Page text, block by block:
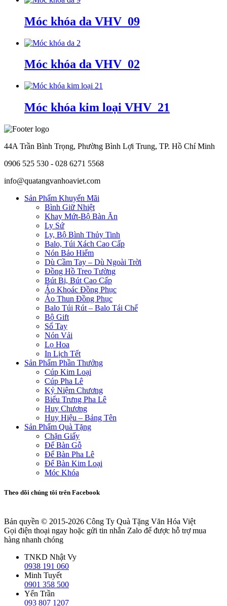
Móc khóa da VHV_09
Móc khóa da VHV_02
Móc khóa kim loại VHV_21
44A Trần Bình Trọng, Phường Bình Lợi Trung, TP. Hồ Chí Minh
0906 525 530 - 028 6271 5568
info@quatangvanhoaviet.com
Sản Phẩm Khuyến Mãi
Bình Giữ Nhiệt
Khay Mứt-Bộ Bàn Ăn
Ly Sứ
Ly, Bộ Bình Thủy Tinh
Balo, Túi Xách Cao Cấp
Nón Bảo Hiểm
Dù Cầm Tay – Dù Ngoài Trời
Đồng Hồ Treo Tường
Bút Bi, Bút Cao Cấp
Áo Khoác Đồng Phục
Áo Thun Đồng Phục
Balo Túi Rút – Balo Tái Chế
Bộ Gift
Sổ Tay
Nón Vải
Lọ Hoa
In Lịch Tết
Sản Phẩm Phần Thưởng
Cúp Kim Loại
Cúp Pha Lê
Kỷ Niệm Chương
Biểu Trưng Pha Lê
Huy Chương
Huy Hiệu – Bảng Tên
Sản Phẩm Quà Tặng
Chặn Giấy
Để Bàn Gỗ
Để Bàn Pha Lê
Để Bàn Kim Loại
Móc Khóa
Theo dõi chúng tôi trên Facebook
Bản quyền © 2015-2026 Công Ty Quà Tặng Văn Hóa Việt
Gọi điện thoại ngay hoặc gửi tin nhắn Zalo để được hỗ trợ mua
hàng nhanh chóng
TNKD Nhật Vy
0938 191 060
Minh Tuyết
0901 358 500
Yến Trần
093 807 1207